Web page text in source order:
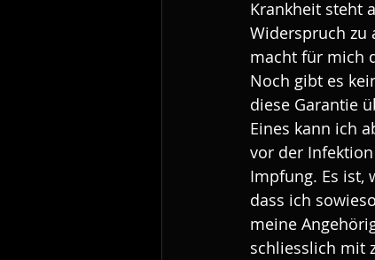
Krankheit steht
Widerspruch zu
macht für mich
Noch gibt es
diese Garantie
Eines kann ich
vor der
Impfung. Es ist,
dass ich
meine
schliesslich mit